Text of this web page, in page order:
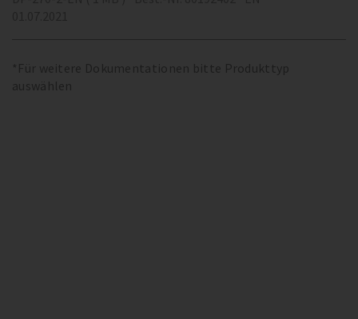
*Für weitere Dokumentationen bitte Produkttyp
auswählen